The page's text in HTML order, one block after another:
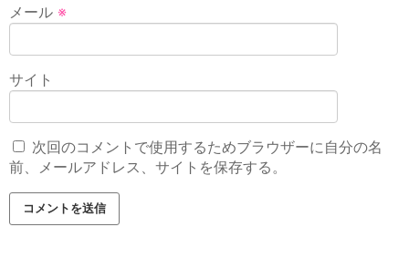
メール ※
サイト
次回のコメントで使用するためブラウザーに自分の名
前、メールアドレス、サイトを保存する。